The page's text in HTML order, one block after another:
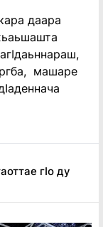
гӏо ду
даара
машаре